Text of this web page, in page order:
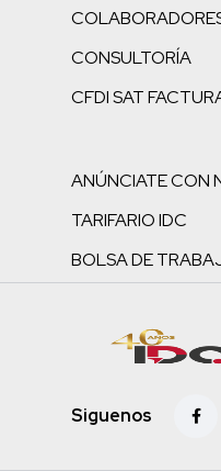
CONSULTORÍA
CFDI SAT
ANÚNCIATE CON
TARIFARIO IDC
BOLSA DE
Siguenos